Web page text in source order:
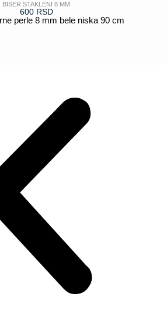
BISER STAKLENI 8 MM
600 RSD
perle 8 mm bele niska 90 cm